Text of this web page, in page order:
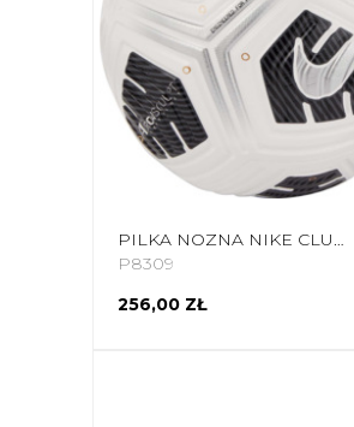
PILKA NOZNA NIKE CLUB ELITE TEAM BIAŁO-CZARNO-SREBRNA CU8053 100
P8309
256,00 ZŁ